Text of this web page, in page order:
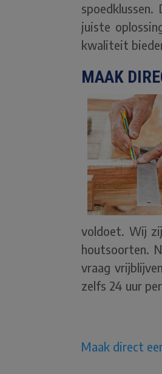
juiste
kwaliteit
MAAK
voldoet. Wij
houtsoorten.
vraag
zelfs 24 uur
Maak direct